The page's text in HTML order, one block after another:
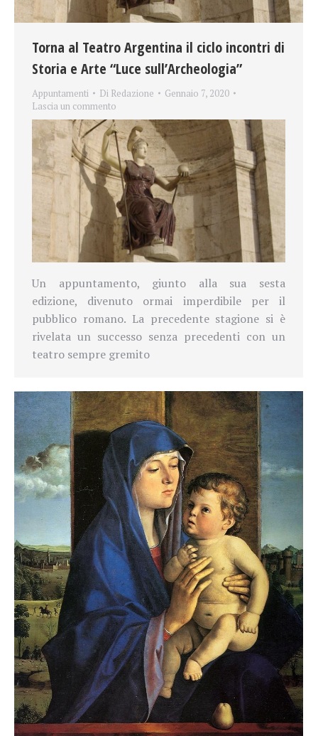
Torna al Teatro Argentina il ciclo incontri di
Storia e Arte “Luce sull’Archeologia”
Appuntamenti Di Redazione
Gennaio 7, 2020
Lascia un commento
Un appuntamento, giunto alla sua sesta
edizione, divenuto ormai imperdibile per il
pubblico romano. La precedente stagione si è
rivelata un successo senza precedenti con un
teatro sempre gremito